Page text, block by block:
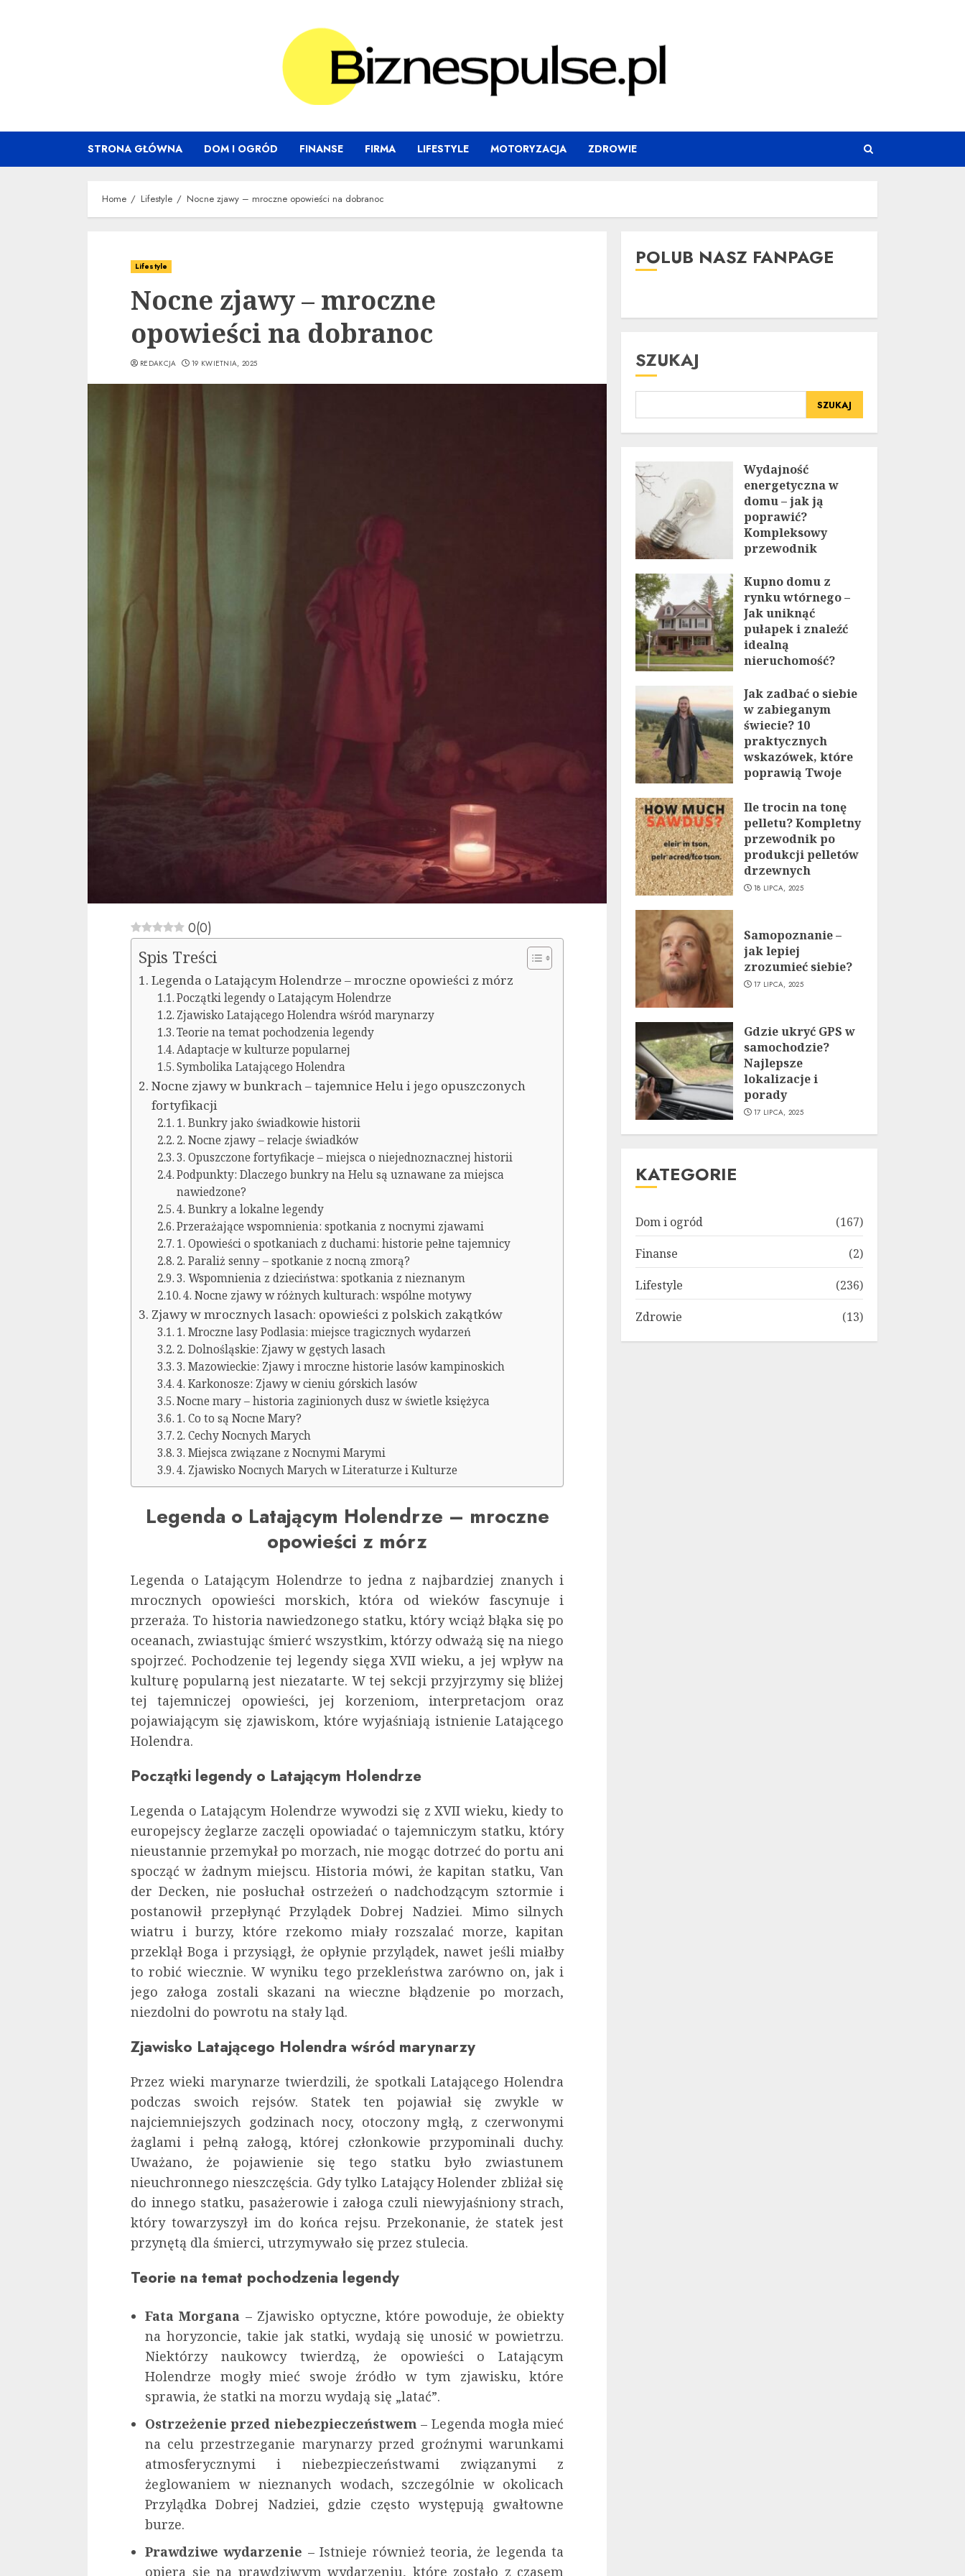
STRONA GŁÓWNA DOM I OGRÓD FINANSE FIRMA LIFESTYLE MOTORYZACJA ZDROWIE
Home Lifestyle Nocne zjawy – mroczne opowieści na dobranoc
Lifestyle
Nocne zjawy – mroczne
opowieści na dobranoc
REDAKCJA 19 KWIETNIA, 2025
0(0)
Spis Treści
Legenda o Latającym Holendrze – mroczne opowieści z mórz
Początki legendy o Latającym Holendrze
Zjawisko Latającego Holendra wśród marynarzy
Teorie na temat pochodzenia legendy
Adaptacje w kulturze popularnej
Symbolika Latającego Holendra
Nocne zjawy w bunkrach – tajemnice Helu i jego opuszczonych
fortyfikacji
1. Bunkry jako świadkowie historii
2. Nocne zjawy – relacje świadków
3. Opuszczone fortyfikacje – miejsca o niejednoznacznej historii
Podpunkty: Dlaczego bunkry na Helu są uznawane za miejsca
nawiedzone?
4. Bunkry a lokalne legendy
Przerażające wspomnienia: spotkania z nocnymi zjawami
1. Opowieści o spotkaniach z duchami: historie pełne tajemnicy
2. Paraliż senny – spotkanie z nocną zmorą?
3. Wspomnienia z dzieciństwa: spotkania z nieznanym
4. Nocne zjawy w różnych kulturach: wspólne motywy
Zjawy w mrocznych lasach: opowieści z polskich zakątków
1. Mroczne lasy Podlasia: miejsce tragicznych wydarzeń
2. Dolnośląskie: Zjawy w gęstych lasach
3. Mazowieckie: Zjawy i mroczne historie lasów kampinoskich
4. Karkonosze: Zjawy w cieniu górskich lasów
Nocne mary – historia zaginionych dusz w świetle księżyca
1. Co to są Nocne Mary?
2. Cechy Nocnych Marych
3. Miejsca związane z Nocnymi Marymi
4. Zjawisko Nocnych Marych w Literaturze i Kulturze
Legenda o Latającym Holendrze – mroczne
opowieści z mórz
Legenda o Latającym Holendrze to jedna z najbardziej znanych i
mrocznych opowieści morskich, która od wieków fascynuje i
przeraża. To historia nawiedzonego statku, który wciąż błąka się po
oceanach, zwiastując śmierć wszystkim, którzy odważą się na niego
spojrzeć. Pochodzenie tej legendy sięga XVII wieku, a jej wpływ na
kulturę popularną jest niezatarte. W tej sekcji przyjrzymy się bliżej
tej tajemniczej opowieści, jej korzeniom, interpretacjom oraz
pojawiającym się zjawiskom, które wyjaśniają istnienie Latającego
Holendra.
Początki legendy o Latającym Holendrze
Legenda o Latającym Holendrze wywodzi się z XVII wieku, kiedy to
europejscy żeglarze zaczęli opowiadać o tajemniczym statku, który
nieustannie przemykał po morzach, nie mogąc dotrzeć do portu ani
spocząć w żadnym miejscu. Historia mówi, że kapitan statku, Van
der Decken, nie posłuchał ostrzeżeń o nadchodzącym sztormie i
postanowił przepłynąć Przylądek Dobrej Nadziei. Mimo silnych
wiatru i burzy, które rzekomo miały rozszalać morze, kapitan
przeklął Boga i przysiągł, że opłynie przylądek, nawet jeśli miałby
to robić wiecznie. W wyniku tego przekleństwa zarówno on, jak i
jego załoga zostali skazani na wieczne błądzenie po morzach,
niezdolni do powrotu na stały ląd.
Zjawisko Latającego Holendra wśród marynarzy
Przez wieki marynarze twierdzili, że spotkali Latającego Holendra
podczas swoich rejsów. Statek ten pojawiał się zwykle w
najciemniejszych godzinach nocy, otoczony mgłą, z czerwonymi
żaglami i pełną załogą, której członkowie przypominali duchy.
Uważano, że pojawienie się tego statku było zwiastunem
nieuchronnego nieszczęścia. Gdy tylko Latający Holender zbliżał się
do innego statku, pasażerowie i załoga czuli niewyjaśniony strach,
który towarzyszył im do końca rejsu. Przekonanie, że statek jest
przynętą dla śmierci, utrzymywało się przez stulecia.
Teorie na temat pochodzenia legendy
Fata Morgana – Zjawisko optyczne, które powoduje, że obiekty
na horyzoncie, takie jak statki, wydają się unosić w powietrzu.
Niektórzy naukowcy twierdzą, że opowieści o Latającym
Holendrze mogły mieć swoje źródło w tym zjawisku, które
sprawia, że statki na morzu wydają się „latać”.
Ostrzeżenie przed niebezpieczeństwem – Legenda mogła mieć
na celu przestrzeganie marynarzy przed groźnymi warunkami
atmosferycznymi i niebezpieczeństwami związanymi z
żeglowaniem w nieznanych wodach, szczególnie w okolicach
Przylądka Dobrej Nadziei, gdzie często występują gwałtowne
burze.
Prawdziwe wydarzenie – Istnieje również teoria, że legenda ta
opiera się na prawdziwym wydarzeniu, które zostało z czasem
POLUB NASZ FANPAGE
SZUKAJ
SZUKAJ
Wydajność
energetyczna w
domu – jak ją
poprawić?
Kompleksowy
przewodnik
Kupno domu z
rynku wtórnego –
Jak uniknąć
pułapek i znaleźć
idealną
nieruchomość?
Jak zadbać o siebie
w zabieganym
świecie? 10
praktycznych
wskazówek, które
poprawią Twoje
19 LIPCA, 2025
Ile trocin na tonę
pelletu? Kompletny
przewodnik po
produkcji pelletów
drzewnych
18 LIPCA, 2025
Samopoznanie –
jak lepiej
zrozumieć siebie?
17 LIPCA, 2025
Gdzie ukryć GPS w
samochodzie?
Najlepsze
lokalizacje i
porady
17 LIPCA, 2025
KATEGORIE
Dom i ogród
(167)
Finanse
(2)
Lifestyle
(236)
Zdrowie
(13)